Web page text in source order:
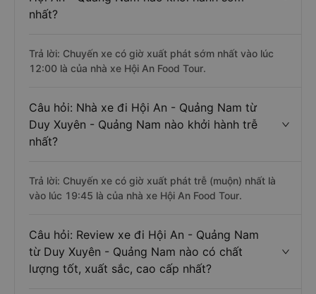
nhất?
Trả lời: Chuyến xe có giờ xuất phát sớm nhất vào lúc
12:00 là của nhà xe Hội An Food Tour.
Câu hỏi: Nhà xe đi Hội An - Quảng Nam từ
Duy Xuyên - Quảng Nam nào khởi hành trễ
nhất?
Trả lời: Chuyến xe có giờ xuất phát trễ (muộn) nhất là
vào lúc 19:45 là của nhà xe Hội An Food Tour.
Câu hỏi: Review xe đi Hội An - Quảng Nam
từ Duy Xuyên - Quảng Nam nào có chất
lượng tốt, xuất sắc, cao cấp nhất?